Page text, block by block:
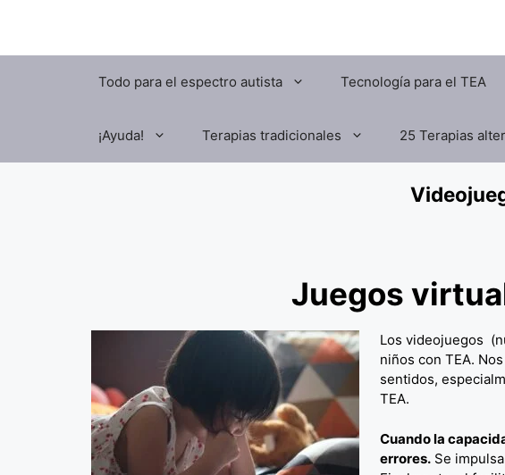
Todo para el espectro autista Tecnología para el TEA
¡Ayuda! Terapias tradicionales 25 Terapias
Juegos
Los videojuegos
niños con TEA.
sentidos,
TEA.
Cuando la
errores.Se